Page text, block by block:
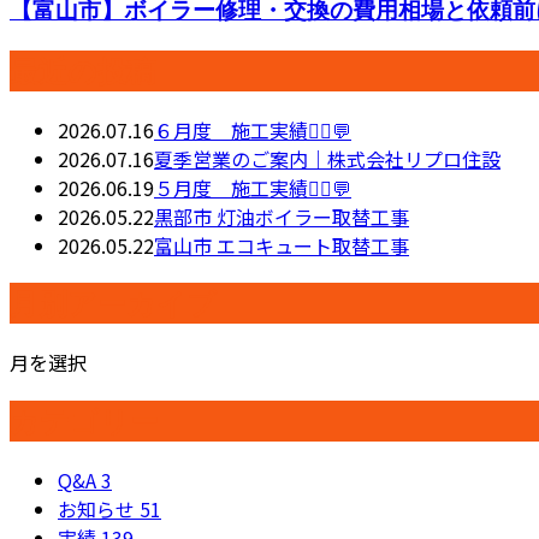
【富山市】ボイラー修理・交換の費用相場と依頼
2026.07.16６月度 施工実績👷‍♂️💬
2026.07.16夏季営業のご案内｜株式会社リプロ住設
2026.06.19５月度 施工実績👷‍♂️💬
2026.05.22黒部市 灯油ボイラー取替工事
2026.05.22富山市 エコキュート取替工事
月を選択
Q&A3
お知らせ 51